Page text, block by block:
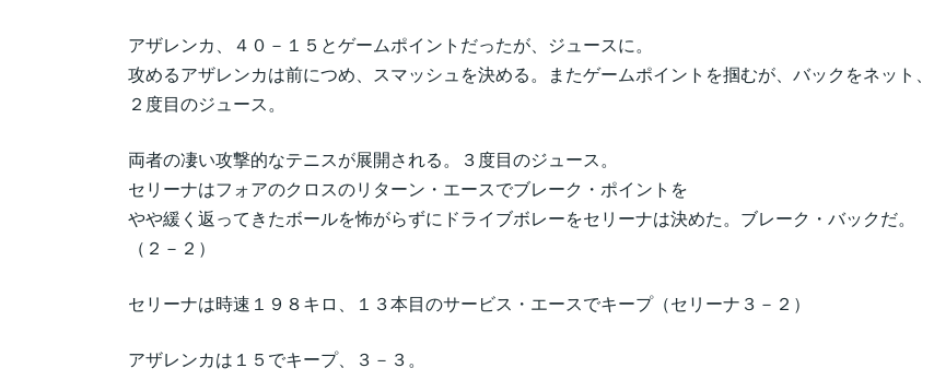
アザレンカ、４０－１５とゲームポイントだったが、ジュースに。
攻めるアザレンカは前につめ、スマッシュを決める。またゲームポイントを掴むが、バックをネット、
２度目のジュース。
両者の凄い攻撃的なテニスが展開される。３度目のジュース。
セリーナはフォアのクロスのリターン・エースでブレーク・ポイントを
やや緩く返ってきたボールを怖がらずにドライブボレーをセリーナは決めた。ブレーク・バックだ。
（２－２）
セリーナは時速１９８キロ、１３本目のサービス・エースでキープ（セリーナ３－２）
アザレンカは１５でキープ、３－３。